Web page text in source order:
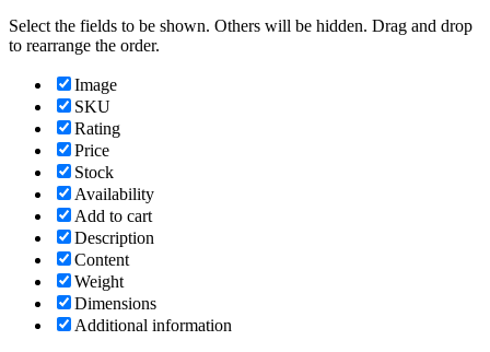
Select the fields to be shown. Others will be hidden. Drag and drop
to rearrange the order.
Image
SKU
Rating
Price
Stock
Availability
Add to cart
Description
Content
Weight
Dimensions
Additional information